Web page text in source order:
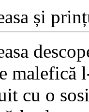
și
malefică
cu o